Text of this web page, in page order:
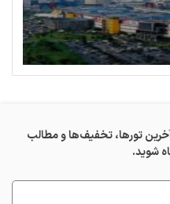
تورها، تخفیف‌ها و مطالب
شوید.